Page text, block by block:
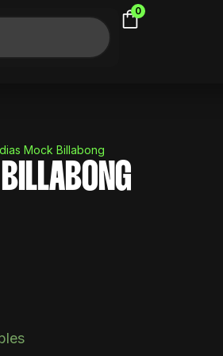
0
Mock Billabong